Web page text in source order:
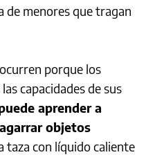
de menores que tragan
porque los
capacidades de sus
aprender a
objetos
taza con líquido caliente